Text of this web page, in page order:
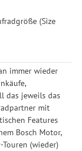
(Size
immer wieder
das jeweils das
mit
Features
Bosch Motor,
(wieder)